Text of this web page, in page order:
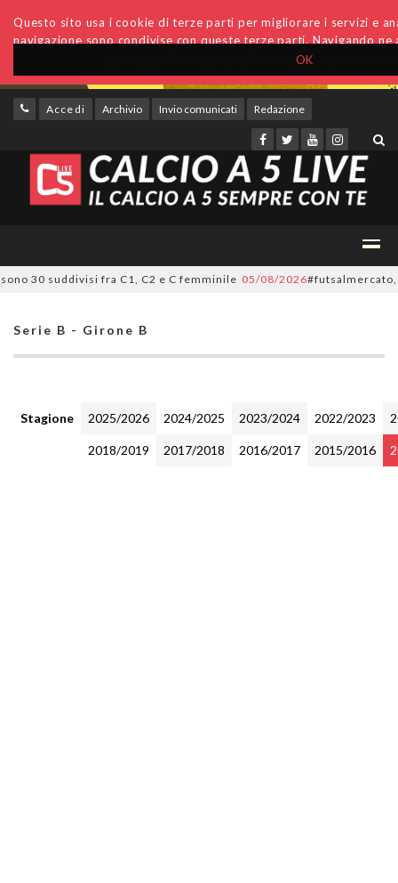
OK
Questo sito usa i cookie di terze parti per migliorare i servizi e
navigazione sono condivise con queste terze parti. Navigando
Accedi Archivio Invio comunicati Redazione
suddivisi fra C1, C2 e C femminile 05/08/2026#futsalmercato, ora
Serie B - Girone B
Stagione 2025/2026 2024/2025 2023/2024 2022/2023
2018/2019 2017/2018 2016/2017 2015/2016